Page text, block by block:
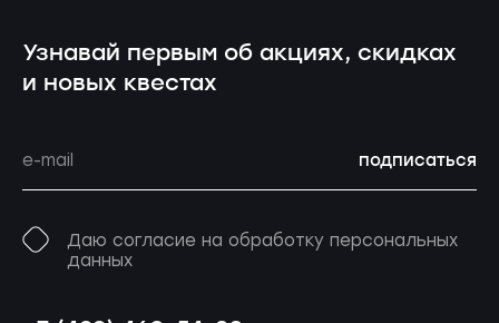
Узнавай первым об акциях, скидках
и новых квестах
подписаться
Даю согласие на обработку персональных
данных